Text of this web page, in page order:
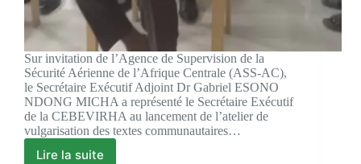
Sur invitation de l’Agence de Supervision de la
Sécurité Aérienne de l’Afrique Centrale (ASS-AC),
le Secrétaire Exécutif Adjoint Dr Gabriel ESONO
NDONG MICHA a représenté le Secrétaire Exécutif
de la CEBEVIRHA au lancement de l’atelier de
vulgarisation des textes communautaires…
Lire la suite